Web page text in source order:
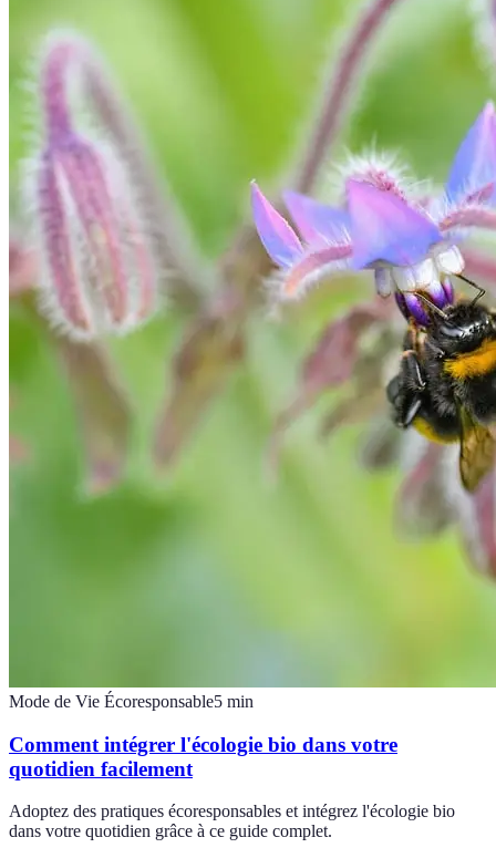
Mode de Vie Écoresponsable5 min
Comment intégrer l'écologie bio dans votre
quotidien facilement
Adoptez des pratiques écoresponsables et intégrez l'écologie bio
dans votre quotidien grâce à ce guide complet.